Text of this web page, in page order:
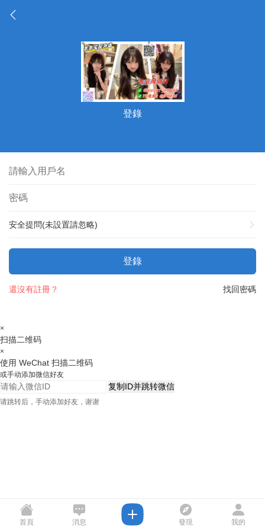
登錄
安全提問(未設置請忽略)
登錄
找回密碼
還沒有註冊？
×
扫描二维码
×
使用 WeChat 扫描二维码
或手动添加微信好友
复制ID并跳转微信
请跳转后，手动添加好友，谢谢
首頁 消息 發現 我的